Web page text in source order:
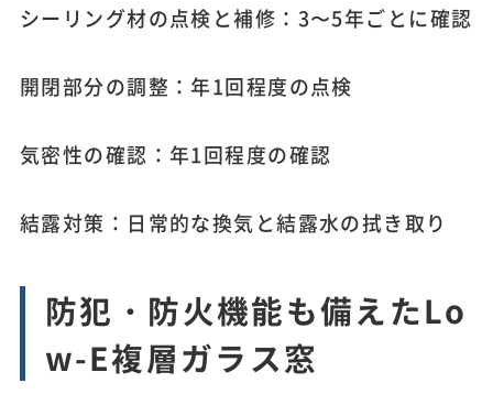
シーリング材の点検と補修：3〜5年ごとに確認
開閉部分の調整：年1回程度の点検
気密性の確認：年1回程度の確認
結露対策：日常的な換気と結露水の拭き取り
防犯・防火機能も備えたLo
w-E複層ガラス窓